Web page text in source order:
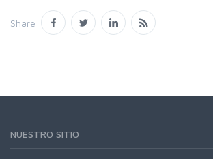
Share
NUESTRO SITIO